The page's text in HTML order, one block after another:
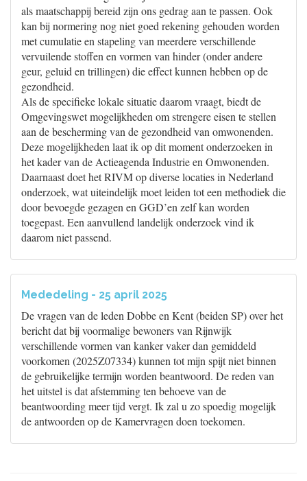
als maatschappij bereid zijn ons gedrag aan te passen. Ook
kan bij normering nog niet goed rekening gehouden worden
met cumulatie en stapeling van meerdere verschillende
vervuilende stoffen en vormen van hinder (onder andere
geur, geluid en trillingen) die effect kunnen hebben op de
gezondheid.
Als de specifieke lokale situatie daarom vraagt, biedt de
Omgevingswet mogelijkheden om strengere eisen te stellen
aan de bescherming van de gezondheid van omwonenden.
Deze mogelijkheden laat ik op dit moment onderzoeken in
het kader van de Actieagenda Industrie en Omwonenden.
Daarnaast doet het RIVM op diverse locaties in Nederland
onderzoek, wat uiteindelijk moet leiden tot een methodiek die
door bevoegde gezagen en GGD’en zelf kan worden
toegepast. Een aanvullend landelijk onderzoek vind ik
daarom niet passend.
Mededeling - 25 april 2025
De vragen van de leden Dobbe en Kent (beiden SP) over het
bericht dat bij voormalige bewoners van Rijnwijk
verschillende vormen van kanker vaker dan gemiddeld
voorkomen (2025Z07334) kunnen tot mijn spijt niet binnen
de gebruikelijke termijn worden beantwoord. De reden van
het uitstel is dat afstemming ten behoeve van de
beantwoording meer tijd vergt. Ik zal u zo spoedig mogelijk
de antwoorden op de Kamervragen doen toekomen.